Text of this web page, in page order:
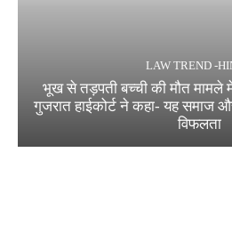
LAW TREND -
भूख से तड़पती बच्ची की मौत मामले
गुजरात हाईकोर्ट ने कहा- यह समाज
विफलता